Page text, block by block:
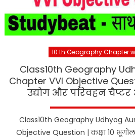
10 th Geography Chapter
Class10th Geography
Chapter VVI Objective
उद्योग और परिवहन
Class10th Geography Udhyog
Objective Question | कक्षा 10 भूगोल